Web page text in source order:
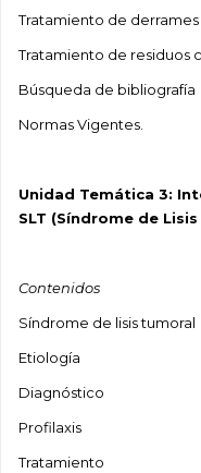
Tratamiento de
Tratamiento de residuos
Búsqueda de bibliografía
Normas Vigentes.
Unidad Temática 3:
SLT (Síndrome de
Contenidos
Síndrome de lisis tumoral
Etiología
Diagnóstico
Profilaxis
Tratamiento